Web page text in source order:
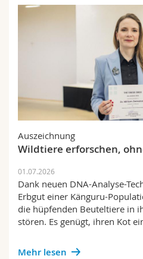
Auszeichnung
Wildtiere erforschen,
01.07.2026
Dank neuen DNA-Analyse-
Erbgut einer Känguru-
die hüpfenden Beuteltiere in
stören. Es genügt, ihren Kot
Mehr lesen